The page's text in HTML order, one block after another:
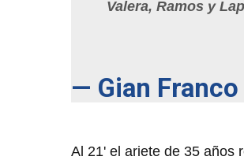
Valera, Ramos y
— Gian
Al 21' el ariete de 35 años